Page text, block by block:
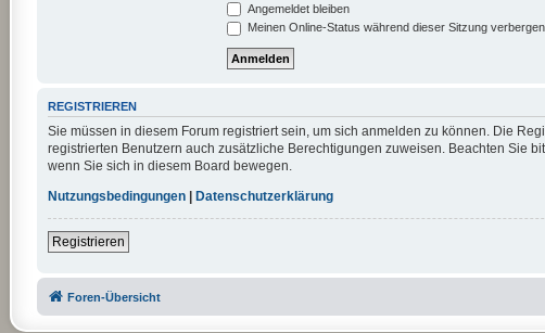
Angemeldet bleiben
Meinen Online-Status während dieser Sitzung verbergen
REGISTRIEREN
Sie müssen in diesem Forum registriert sein, um sich anmelden zu können. Die
registrierten Benutzern auch zusätzliche Berechtigungen zuweisen. Beachten Sie
wenn Sie sich in diesem Board bewegen.
Nutzungsbedingungen| Datenschutzerklärung
Registrieren
Foren-Übersicht